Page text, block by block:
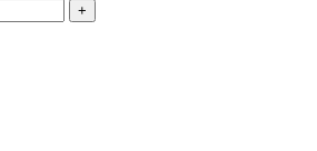
+